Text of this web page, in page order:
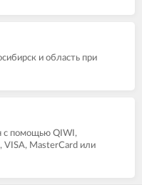
и область при
с помощью QIWI,
VISA, MasterCard или